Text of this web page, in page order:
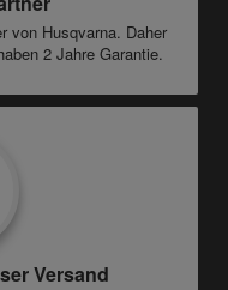
von Husqvarna. Daher
2 Jahre Garantie.
Versand